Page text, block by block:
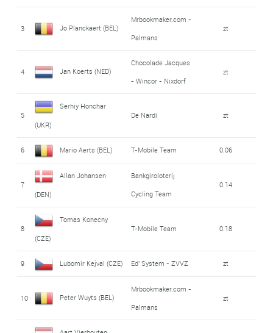
3 Jo Planckaert (BEL)
Mrbookmaker.com -
Palmans
zt
4 Jan Koerts (NED)
Chocolade Jacques
- Wincor - Nixdorf
zt
5
Serhiy Honchar
(UKR)
De Nardi zt
6 Mario Aerts (BEL) T-Mobile Team 0.06
7
Allan Johansen
(DEN)
Bankgiroloterij
Cycling Team
0.14
8
Tomas Konecny
(CZE)
T-Mobile Team 0.18
9 Lubomir Kejval (CZE) Ed' System - ZVVZ zt
10 Peter Wuyts (BEL)
Mrbookmaker.com -
Palmans
zt